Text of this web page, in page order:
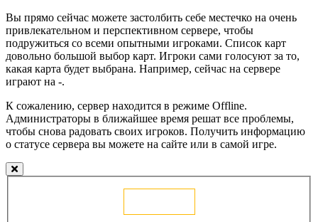
Вы прямо сейчас можете застолбить себе местечко на очень
привлекательном и перспективном сервере, чтобы
подружиться со всеми опытными игроками. Список карт
довольно большой выбор карт. Игроки сами голосуют за то,
какая карта будет выбрана. Например, сейчас на сервере
играют на -.
К сожалению, сервер находится в режиме Offline.
Администраторы в ближайшее время решат все проблемы,
чтобы снова радовать своих игроков. Получить информацию
о статусе сервера вы можете на сайте или в самой игре.